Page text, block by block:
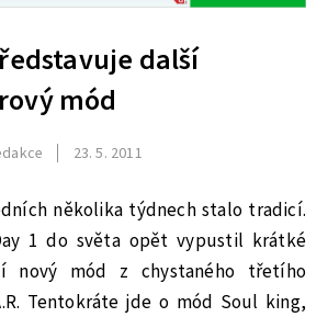
další
mód
23. 5. 2011
několika týdnech stalo tradicí.
1 do světa opět vypustil krátké
nový mód z chystaného třetího
Tentokráte jde o mód Soul king,